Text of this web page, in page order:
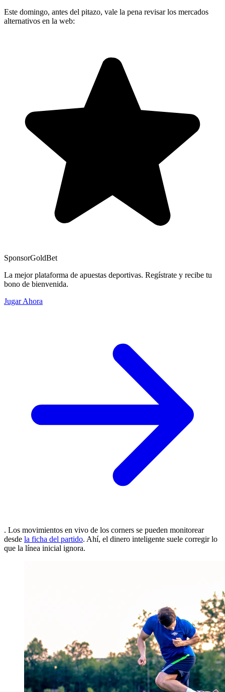
Este domingo, antes del pitazo, vale la pena revisar los mercados
alternativos en la web:
SponsorGoldBet
La mejor plataforma de apuestas deportivas. Regístrate y recibe tu
bono de bienvenida.
Jugar Ahora
. Los movimientos en vivo de los corners se pueden monitorear
desde la ficha del partido. Ahí, el dinero inteligente suele corregir lo
que la línea inicial ignora.